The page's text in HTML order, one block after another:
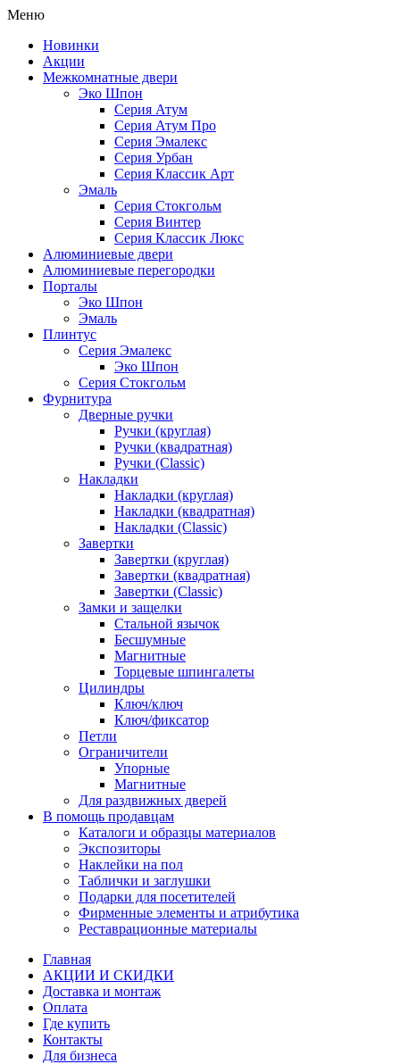
Меню
Новинки
Акции
Межкомнатные двери
Эко Шпон
Серия Атум
Серия Атум Про
Серия Эмалекс
Серия Урбан
Серия Классик Арт
Эмаль
Серия Стокгольм
Серия Винтер
Серия Классик Люкс
Алюминиевые двери
Алюминиевые перегородки
Порталы
Эко Шпон
Эмаль
Плинтус
Серия Эмалекс
Эко Шпон
Серия Стокгольм
Фурнитура
Дверные ручки
Ручки (круглая)
Ручки (квадратная)
Ручки (Classic)
Накладки
Накладки (круглая)
Накладки (квадратная)
Накладки (Classic)
Завертки
Завертки (круглая)
Завертки (квадратная)
Завертки (Classic)
Замки и защелки
Стальной язычок
Бесшумные
Магнитные
Торцевые шпингалеты
Цилиндры
Ключ/ключ
Ключ/фиксатор
Петли
Ограничители
Упорные
Магнитные
Для раздвижных дверей
В помощь продавцам
Каталоги и образцы материалов
Экспозиторы
Наклейки на пол
Таблички и заглушки
Подарки для посетителей
Фирменные элементы и атрибутика
Реставрационные материалы
Главная
АКЦИИ И СКИДКИ
Доставка и монтаж
Оплата
Где купить
Контакты
Для бизнеса